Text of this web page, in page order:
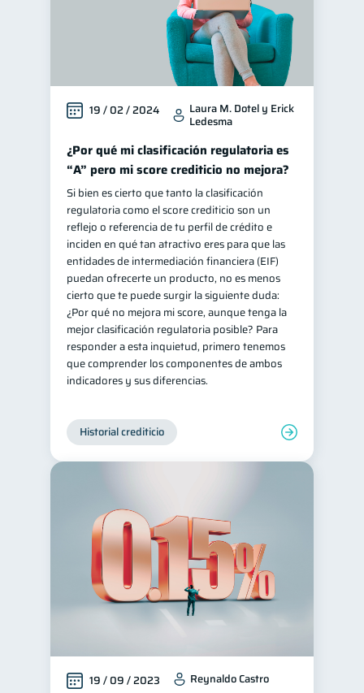
19 / 02 / 2024 Laura M. Dotel y Erick
Ledesma
¿Por qué mi clasificación regulatoria es
“A” pero mi score crediticio no mejora?
Si bien es cierto que tanto la clasificación
regulatoria como el score crediticio son un
reflejo o referencia de tu perfil de crédito e
inciden en qué tan atractivo eres para que las
entidades de intermediación financiera (EIF)
puedan ofrecerte un producto, no es menos
cierto que te puede surgir la siguiente duda:
¿Por qué no mejora mi score, aunque tenga la
mejor clasificación regulatoria posible? Para
responder a esta inquietud, primero tenemos
que comprender los componentes de ambos
indicadores y sus diferencias.
Historial crediticio
19 / 09 / 2023 Reynaldo Castro